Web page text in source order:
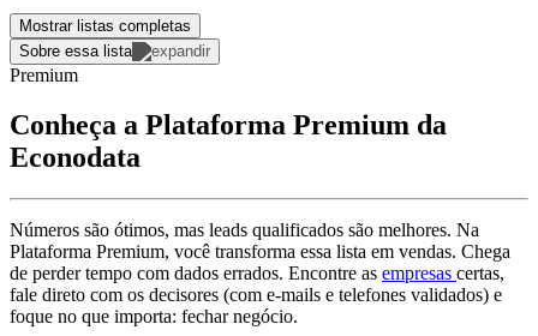
Mostrar listas completas
Sobre essa lista
Premium
Conheça a Plataforma Premium da
Econodata
Números são ótimos, mas leads qualificados são melhores. Na
Plataforma Premium, você transforma essa lista em vendas. Chega
de perder tempo com dados errados. Encontre as empresas certas,
fale direto com os decisores (com e-mails e telefones validados) e
foque no que importa: fechar negócio.